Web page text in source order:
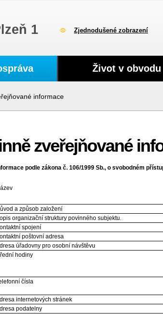
1 Zjednodušené zobrazení
informace
zveřejňované
podle zákona č. 106/1999 Sb., o svobodném
a způsob založení
organizační struktury povinného subjektu.
spojení
poštovní adresa
úřadovny pro osobní návštěvu
hodiny
čísla
internetových stránek
podatelny
Život v obvodu